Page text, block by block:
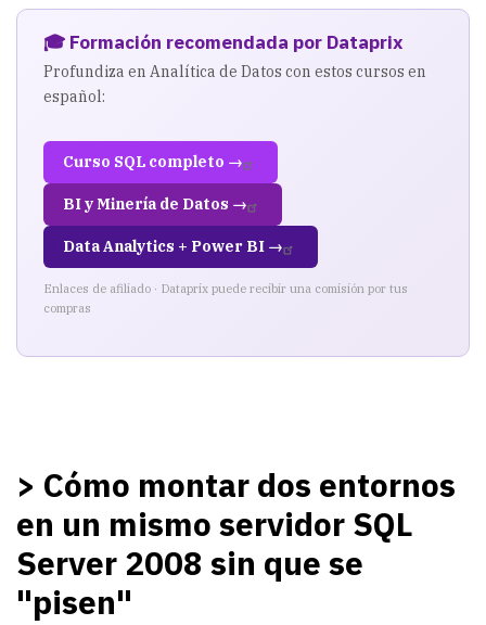
mismo
servidor
SQL
Server
2008
sin
que
se
🎓 Formación recomendada por Dataprix
Profundiza en Analítica de Datos con estos cursos en
español:
Curso SQL completo →
BI y Minería de Datos →
Data Analytics + Power BI →
Enlaces de afiliado · Dataprix puede recibir una comisión por tus
compras
> Cómo montar dos entornos
en un mismo servidor SQL
Server 2008 sin que se
"pisen"